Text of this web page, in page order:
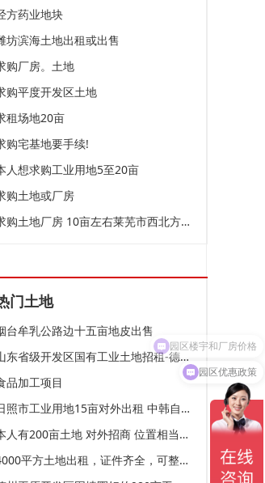
方药业地块
坊滨海土地出租或出售
购厂房。土地
购平度开发区土地
租场地20亩
购宅基地要手续!
人想求购工业用地5至20亩
购土地或厂房
求购土地厂房 10亩左右莱芜市西北方向 口镇张家洼方下等地
门土地
台牟乳公路边十五亩地皮出售
山东省级开发区国有工业土地招租-德州平原
品加工项目
日照市工业用地15亩对外出租 中韩自贸区 聚力招引
本人有200亩土地 对外招商 位置相当优越
4000平方土地出租，证件齐全，可整租可零租
园区优惠政策